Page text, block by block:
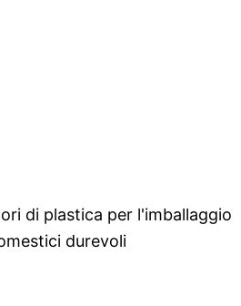
di plastica per l'imballaggio
durevoli